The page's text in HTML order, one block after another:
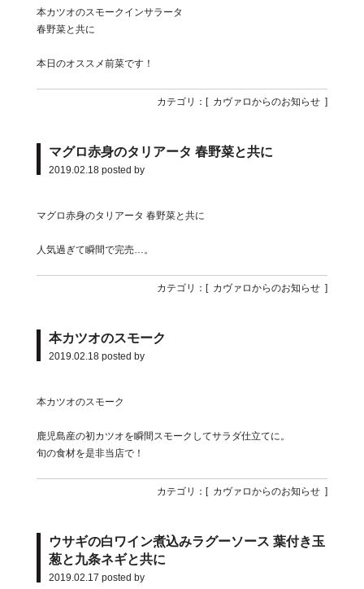
本カツオのスモークインサラータ
春野菜と共に
本日のオススメ前菜です！
カテゴリ：[ カヴァロからのお知らせ ]
マグロ赤身のタリアータ 春野菜と共に
2019.02.18 posted by
マグロ赤身のタリアータ 春野菜と共に
人気過ぎて瞬間で完売…。
カテゴリ：[ カヴァロからのお知らせ ]
本カツオのスモーク
2019.02.18 posted by
本カツオのスモーク
鹿児島産の初カツオを瞬間スモークしてサラダ仕立てに。
旬の食材を是非当店で！
カテゴリ：[ カヴァロからのお知らせ ]
ウサギの白ワイン煮込みラグーソース 葉付き玉
葱と九条ネギと共に
2019.02.17 posted by